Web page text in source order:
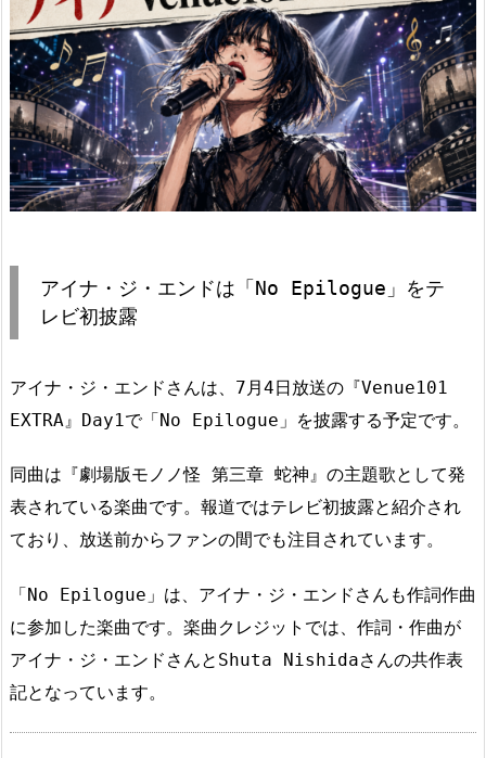
アイナ・ジ・エンドは「No Epilogue」をテ
レビ初披露
アイナ・ジ・エンドさんは、7月4日放送の『Venue101
EXTRA』Day1で「No Epilogue」を披露する予定です。
同曲は『劇場版モノノ怪 第三章 蛇神』の主題歌として発
表されている楽曲です。報道ではテレビ初披露と紹介され
ており、放送前からファンの間でも注目されています。
「No Epilogue」は、アイナ・ジ・エンドさんも作詞作曲
に参加した楽曲です。楽曲クレジットでは、作詞・作曲が
アイナ・ジ・エンドさんとShuta Nishidaさんの共作表
記となっています。